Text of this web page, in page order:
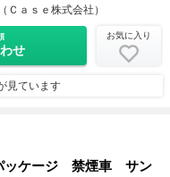
ａｓｅ株式会社）
せ
お気に入り
見ています
ッケージ 禁煙車 サン